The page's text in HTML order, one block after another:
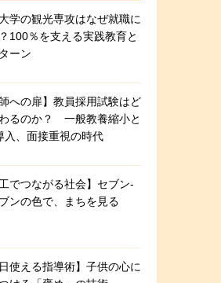
学の観光専攻はなぜ就職に
100％を支える実践教育と
ーン
師への扉】教員採用試験はど
るのか？ 一般教養縮小と
入、面接重視の時代
工でつながる社会】セブン‐
ンの色で、まちを見る
日使える指導術】子供の心に